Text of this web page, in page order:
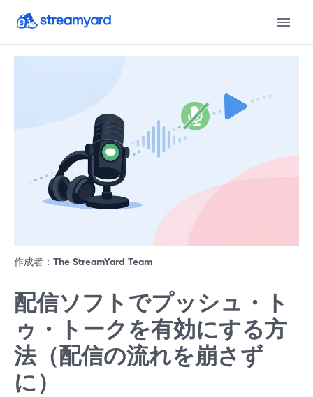
作成者： The StreamYard Team
配信ソフトでプッシュ・ト
ゥ・トークを有効にする方
法（配信の流れを崩さず
に）